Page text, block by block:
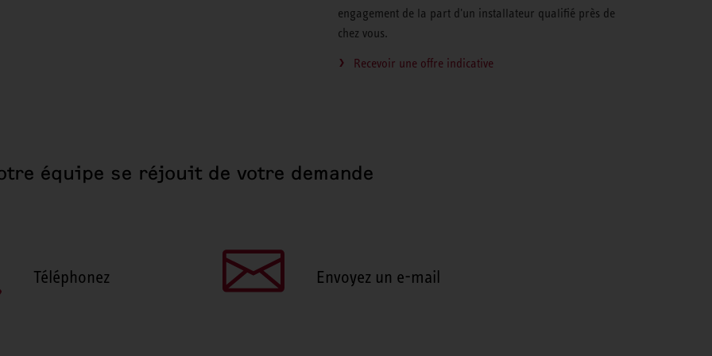
engagement de la part d'un installateur qualifié près de
chez vous.
Recevoir une offre indicative
équipe se réjouit de votre demande
Téléphonez Envoyez un e-mail